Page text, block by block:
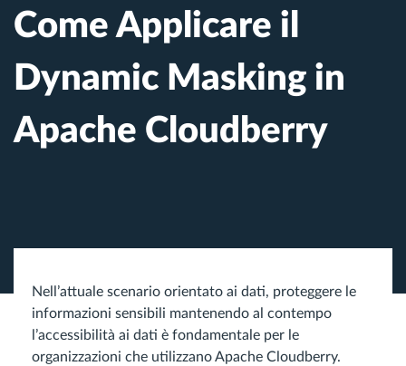
Come Applicare il
Dynamic Masking in
Apache Cloudberry
Nell’attuale scenario orientato ai dati, proteggere le
informazioni sensibili mantenendo al contempo
l’accessibilità ai dati è fondamentale per le
organizzazioni che utilizzano Apache Cloudberry.